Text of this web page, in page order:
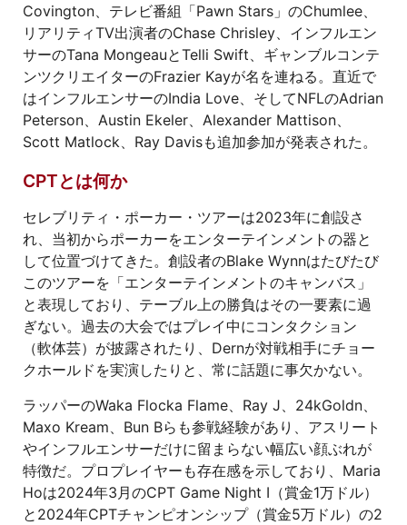
Covington、テレビ番組「Pawn Stars」のChumlee、
リアリティTV出演者のChase Chrisley、インフルエン
サーのTana MongeauとTelli Swift、ギャンブルコンテ
ンツクリエイターのFrazier Kayが名を連ねる。直近で
はインフルエンサーのIndia Love、そしてNFLのAdrian
Peterson、Austin Ekeler、Alexander Mattison、
Scott Matlock、Ray Davisも追加参加が発表された。
CPTとは何か
セレブリティ・ポーカー・ツアーは2023年に創設さ
れ、当初からポーカーをエンターテインメントの器と
して位置づけてきた。創設者のBlake Wynnはたびたび
このツアーを「エンターテインメントのキャンバス」
と表現しており、テーブル上の勝負はその一要素に過
ぎない。過去の大会ではプレイ中にコンタクション
（軟体芸）が披露されたり、Dernが対戦相手にチョー
クホールドを実演したりと、常に話題に事欠かない。
ラッパーのWaka Flocka Flame、Ray J、24kGoldn、
Maxo Kream、Bun Bらも参戦経験があり、アスリート
やインフルエンサーだけに留まらない幅広い顔ぶれが
特徴だ。プロプレイヤーも存在感を示しており、Maria
Hoは2024年3月のCPT Game Night I（賞金1万ドル）
と2024年CPTチャンピオンシップ（賞金5万ドル）の2